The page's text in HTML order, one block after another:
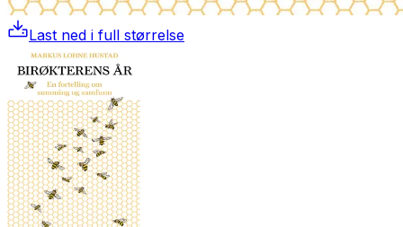
Last ned i full størrelse